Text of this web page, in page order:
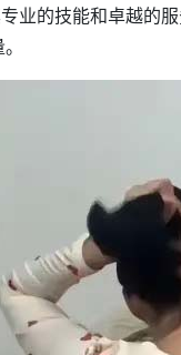
业的技能和卓越的